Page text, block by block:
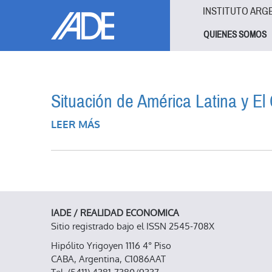
INSTITUTO
QUIENES SOMOS
Situación de América Latina y El
LEER MÁS
IADE / REALIDAD ECONOMICA
Sitio registrado bajo el ISSN 2545-708X
Hipólito Yrigoyen 1116 4° Piso
CABA, Argentina, C1086AAT